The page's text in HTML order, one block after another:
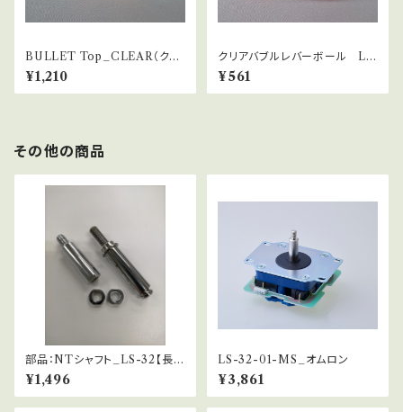
BULLET Top_CLEAR（クリ
アバブル）
¥1,210
クリアバブルレバーボール LB
-39サーモンピンク
¥561
その他の商品
部品：NTシャフト_LS-32【長さ
調整シャフト】
¥1,496
LS-32-01-MS_オムロン
¥3,861